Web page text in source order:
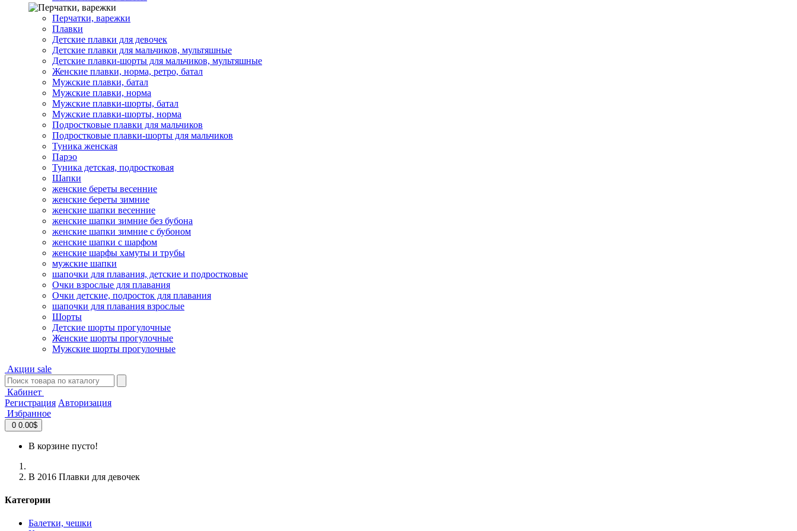
Перчатки, варежки
Плавки
Детские плавки для девочек
Детские плавки для мальчиков, мультяшные
Детские плавки-шорты для мальчиков, мультяшные
Женские плавки, норма, ретро, батал
Мужские плавки, батал
Мужские плавки, норма
Мужские плавки-шорты, батал
Мужские плавки-шорты, норма
Подростковые плавки для мальчиков
Подростковые плавки-шорты для мальчиков
Туникa женская
Парэо
Туника детская, подростковая
Шапки
женские береты весенние
женские береты зимние
женские шапки весенние
женские шапки зимние без бубона
женские шапки зимние с бубоном
женские шапки с шарфом
женские шарфы хамуты и трубы
мужские шапки
шапочки для плавания, детские и подростковые
Очки взрослые для плавания
Очки детские, подросток для плавания
шапочки для плавания взрослые
Шорты
Детские шорты прогулочные
Женские шорты прогулочные
Мужские шорты прогулочные
Акции sale
Кабинет
Регистрация Авторизация
Избранное
0 0.00$
В корзине пусто!
В 2016 Плавки для девочек
Категории
Балетки, чешки